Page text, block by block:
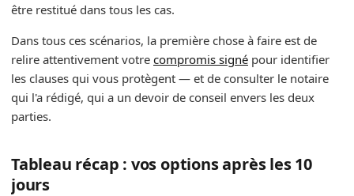
être restitué dans tous les cas.
Dans tous ces scénarios, la première chose à faire est de
relire attentivement votre compromis signé pour identifier
les clauses qui vous protègent — et de consulter le notaire
qui l'a rédigé, qui a un devoir de conseil envers les deux
parties.
Tableau récap : vos options après les 10
jours